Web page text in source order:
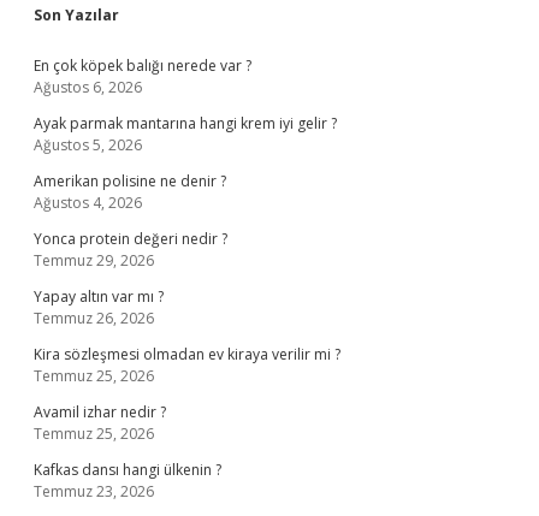
Sidebar
Son Yazılar
En çok köpek balığı nerede var ?
Ağustos 6, 2026
Ayak parmak mantarına hangi krem iyi gelir ?
Ağustos 5, 2026
Amerikan polisine ne denir ?
Ağustos 4, 2026
Yonca protein değeri nedir ?
Temmuz 29, 2026
Yapay altın var mı ?
Temmuz 26, 2026
Kira sözleşmesi olmadan ev kiraya verilir mi ?
Temmuz 25, 2026
Avamil izhar nedir ?
Temmuz 25, 2026
Kafkas dansı hangi ülkenin ?
Temmuz 23, 2026